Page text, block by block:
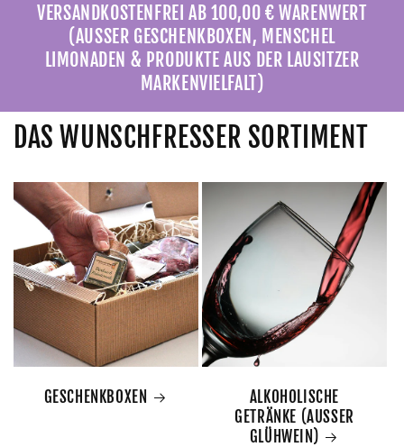
VERSANDKOSTENFREI AB 100,00 € WARENWERT
(AUSSER GESCHENKBOXEN, MENSCHEL
LIMONADEN & PRODUKTE AUS DER LAUSITZER
MARKENVIELFALT)
DAS WUNSCHFRESSER SORTIMENT
GESCHENKBOXEN
ALKOHOLISCHE
GETRÄNKE (AUSSER
GLÜHWEIN)